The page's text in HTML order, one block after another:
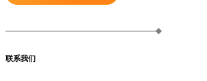
联系我们